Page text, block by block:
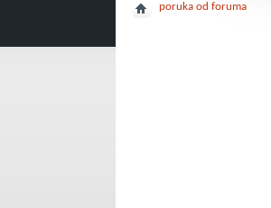
poruka od foruma